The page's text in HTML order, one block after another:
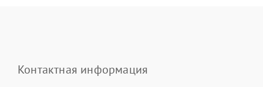
Контактная информация